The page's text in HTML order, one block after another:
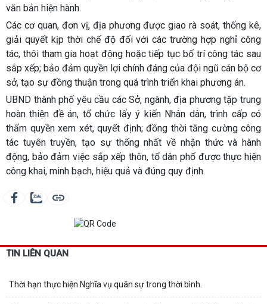
văn bản hiện hành.
Các cơ quan, đơn vị, địa phương được giao rà soát, thống kê,
giải quyết kịp thời chế độ đối với các trường hợp nghỉ công
tác, thôi tham gia hoạt động hoặc tiếp tục bố trí công tác sau
sắp xếp; bảo đảm quyền lợi chính đáng của đội ngũ cán bộ cơ
sở, tạo sự đồng thuận trong quá trình triển khai phương án.
UBND thành phố yêu cầu các Sở, ngành, địa phương tập trung
hoàn thiện đề án, tổ chức lấy ý kiến Nhân dân, trình cấp có
thẩm quyền xem xét, quyết định; đồng thời tăng cường công
tác tuyên truyền, tạo sự thống nhất về nhận thức và hành
động, bảo đảm việc sắp xếp thôn, tổ dân phố được thực hiện
công khai, minh bạch, hiệu quả và đúng quy định.
TIN LIÊN QUAN
Thời hạn thực hiện Nghĩa vụ quân sự trong thời bình.